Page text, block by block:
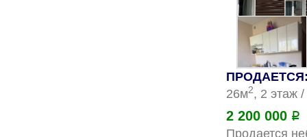
ПРОДАЕТСЯ:
26м2, 2 этаж
2 200 000 Р
Продается